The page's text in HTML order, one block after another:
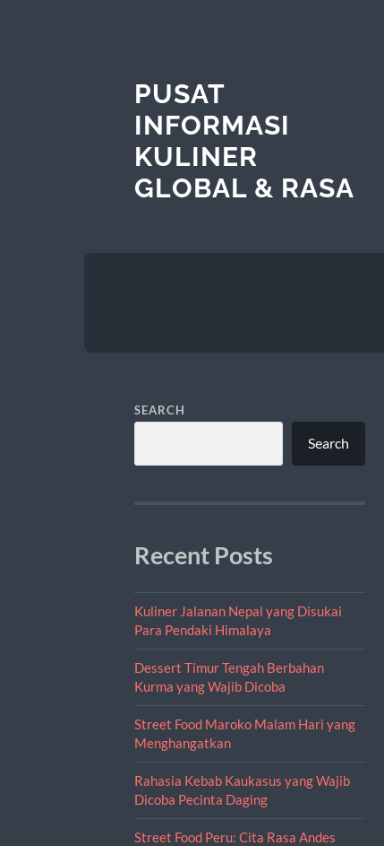
PUSAT
INFORMASI
KULINER
GLOBAL & RASA
SEARCH
Search
Recent Posts
Kuliner Jalanan Nepal yang Disukai
Para Pendaki Himalaya
Dessert Timur Tengah Berbahan
Kurma yang Wajib Dicoba
Street Food Maroko Malam Hari yang
Menghangatkan
Rahasia Kebab Kaukasus yang Wajib
Dicoba Pecinta Daging
Street Food Peru: Cita Rasa Andes